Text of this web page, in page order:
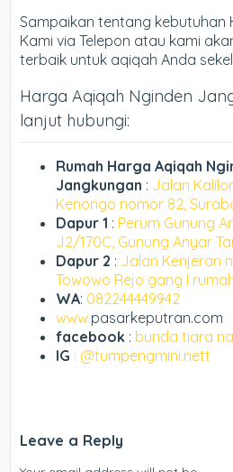
Sampaikan tentang kebutuhan
Kami via Telepon atau kami
terbaik untuk aqiqah Anda
Harga Aqiqah Nginden
lanjut hubungi:
Rumah Harga Aqiqah
Jangkungan : Jalan
Kenongo nomor 82,
Dapur 1 : Perum Gunung
J2/170C, Gunung Anyar
Dapur 2 : Jalan Kenjeran
Towowo Rejo gang I
WA: 082244449942
www.pasarkeputran.com
facebook : bunda tiara
IG : @tumpengmini.nett
Leave a Reply